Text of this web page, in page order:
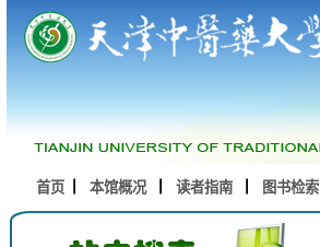
首页 本馆概况 读者指南 图书检索